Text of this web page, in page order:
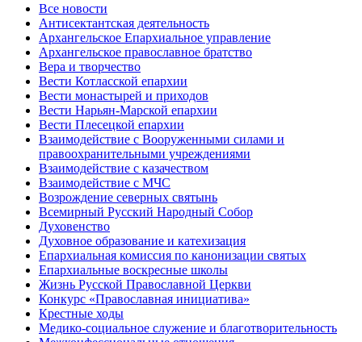
Все новости
Антисектантская деятельность
Архангельское Епархиальное управление
Архангельское православное братство
Вера и творчество
Вести Котласской епархии
Вести монастырей и приходов
Вести Нарьян-Марской епархии
Вести Плесецкой епархии
Взаимодействие с Вооруженными силами и
правоохранительными учреждениями
Взаимодействие с казачеством
Взаимодействие с МЧС
Возрождение северных святынь
Всемирный Русский Народный Собор
Духовенство
Духовное образование и катехизация
Епархиальная комиссия по канонизации святых
Епархиальные воскресные школы
Жизнь Русской Православной Церкви
Конкурс «Православная инициатива»
Крестные ходы
Медико-социальное служение и благотворительность